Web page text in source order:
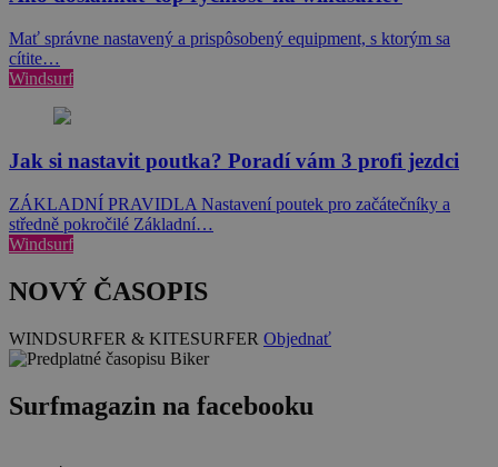
Mať správne nastavený a prispôsobený equipment, s ktorým sa
cítite…
Windsurf
Jak si nastavit poutka? Poradí vám 3 profi jezdci
ZÁKLADNÍ PRAVIDLA Nastavení poutek pro začátečníky a
středně pokročilé Základní…
Windsurf
NOVÝ ČASOPIS
WINDSURFER & KITESURFER Objednať
Surfmagazin na facebooku